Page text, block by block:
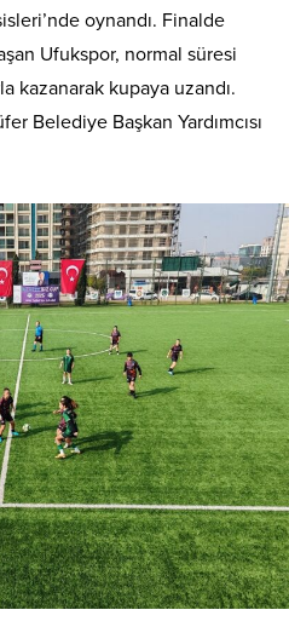
oynandı. Finalde
Ufukspor, normal süresi
kazanarak kupaya uzandı.
Belediye Başkan Yardımcısı